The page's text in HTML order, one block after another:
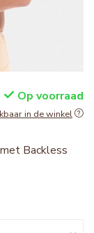
Op voorraad
in de winkel
Backless